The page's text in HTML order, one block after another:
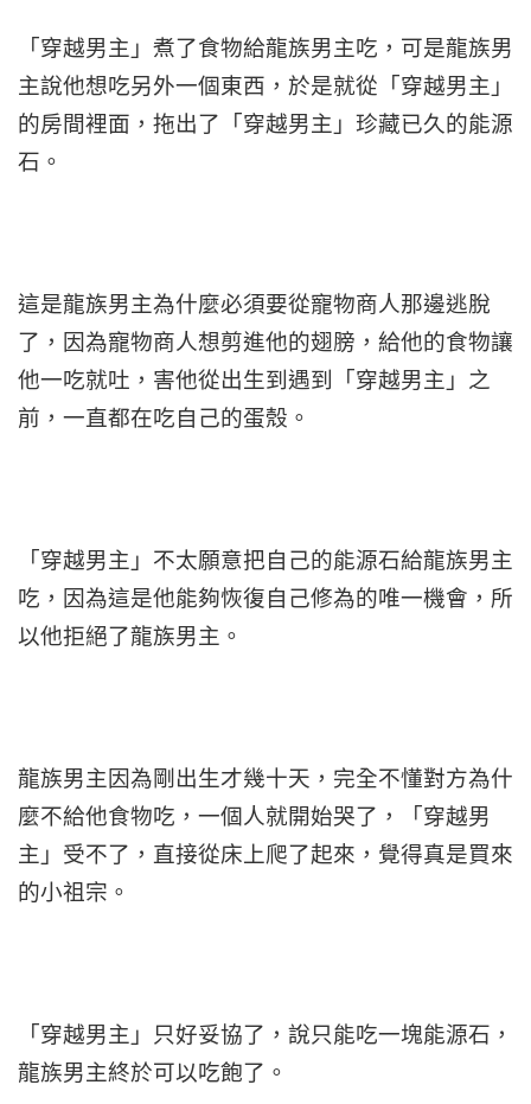
「穿越男主」煮了食物給龍族男主吃，可是龍族男
主說他想吃另外一個東西，於是就從「穿越男主」
的房間裡面，拖出了「穿越男主」珍藏已久的能源
石。
這是龍族男主為什麼必須要從寵物商人那邊逃脫
了，因為寵物商人想剪進他的翅膀，給他的食物讓
他一吃就吐，害他從出生到遇到「穿越男主」之
前，一直都在吃自己的蛋殼。
「穿越男主」不太願意把自己的能源石給龍族男主
吃，因為這是他能夠恢復自己修為的唯一機會，所
以他拒絕了龍族男主。
龍族男主因為剛出生才幾十天，完全不懂對方為什
麼不給他食物吃，一個人就開始哭了，「穿越男
主」受不了，直接從床上爬了起來，覺得真是買來
的小祖宗。
「穿越男主」只好妥協了，說只能吃一塊能源石，
龍族男主終於可以吃飽了。